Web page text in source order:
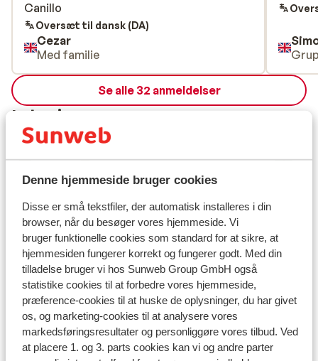
Denne hjemmeside bruger cookies
Disse er små tekstfiler, der automatisk installeres i din
browser, når du besøger vores hjemmeside. Vi
bruger funktionelle cookies som standard for at sikre, at
hjemmesiden fungerer korrekt og fungerer godt. Med din
tilladelse bruger vi hos Sunweb Group GmbH også
statistike cookies til at forbedre vores hjemmeside,
præference-cookies til at huske de oplysninger, du har givet
os, og marketing-cookies til at analysere vores
markedsføringsresultater og personliggøre vores tilbud. Ved
at placere 1. og 3. parts cookies kan vi og andre parter
Canillo
Canillo
Oversæt til dansk (DA)
Cezar
Med familie
Se alle 32 anmeldelser
Lokation
I området
Afstand til centrum: ca. 20 meter
Afstand til busstoppested ca. 50 meter
Afstand til skipiste ca. 200 meter
Afstand til skilift ca. 200 meter